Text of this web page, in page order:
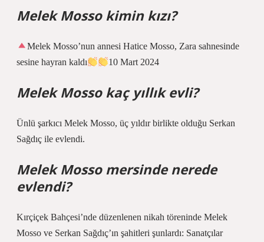
Melek Mosso kimin kızı?
Melek Mosso’nun annesi Hatice Mosso, Zara sahnesinde
sesine hayran kaldı
10 Mart 2024
Melek Mosso kaç yıllık evli?
Ünlü şarkıcı Melek Mosso, üç yıldır birlikte olduğu Serkan
Sağdıç ile evlendi.
Melek Mosso mersinde nerede
evlendi?
Kırçiçek Bahçesi’nde düzenlenen nikah töreninde Melek
Mosso ve Serkan Sağdıç’ın şahitleri şunlardı: Sanatçılar